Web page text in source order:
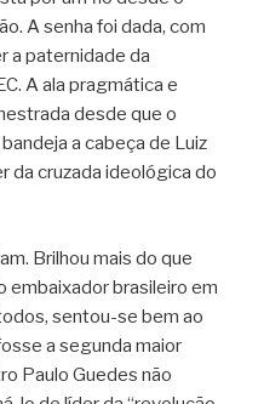
A senha foi dada, com
a paternidade da
A ala pragmática e
desde que o
a cabeça de Luiz
da cruzada ideológica do
Brilhou mais do que
embaixador brasileiro em
sentou-se bem ao
a segunda maior
Paulo Guedes não